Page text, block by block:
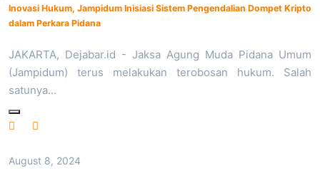
Inovasi Hukum, Jampidum Inisiasi Sistem Pengendalian Dompet Kripto
dalam Perkara Pidana
JAKARTA, Dejabar.id - Jaksa Agung Muda Pidana Umum
(Jampidum) terus melakukan terobosan hukum. Salah
satunya…
August 8, 2024